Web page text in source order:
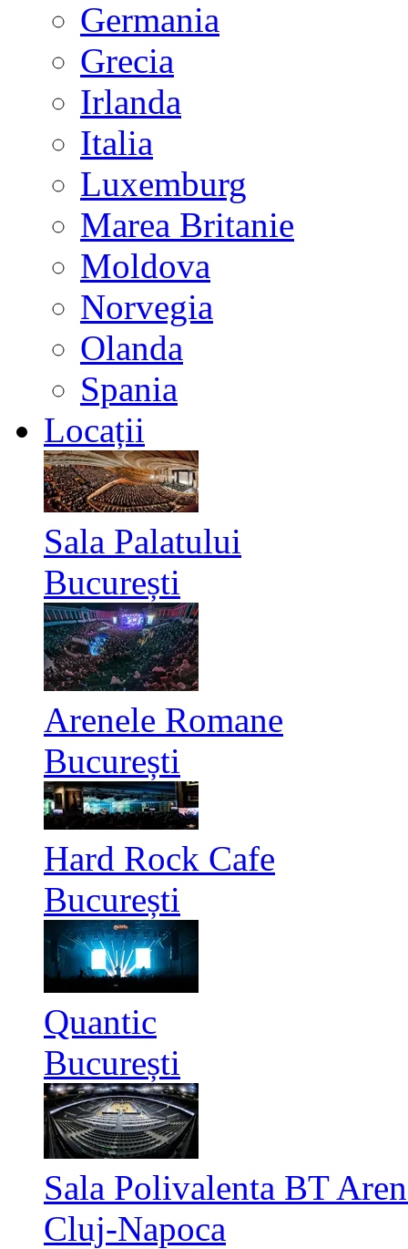
Germania
Grecia
Irlanda
Italia
Luxemburg
Marea Britanie
Moldova
Norvegia
Olanda
Spania
Locații
Sala Palatului
București
Arenele Romane
București
Hard Rock Cafe
București
Quantic
București
Sala Polivalenta BT
Cluj-Napoca